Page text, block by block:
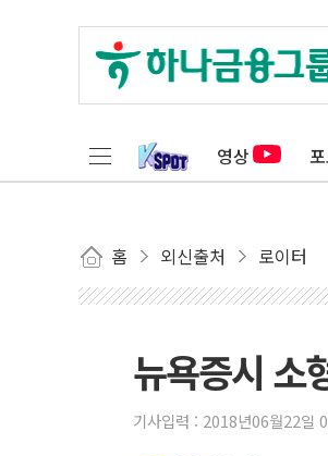
영상
홈 외신출처 로이터
뉴욕증시 소
기사입력 : 2018년06월22일